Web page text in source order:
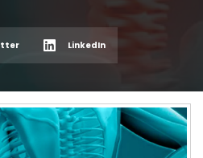
LinkedIn